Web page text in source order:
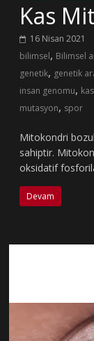
Kas
16 Nisan 2021
bilimsel, Bilimsel
genetik, genetik
insan genomu, kas
mutasyon, spor
Mitokondri
sahiptir.
oksidatif
Devam